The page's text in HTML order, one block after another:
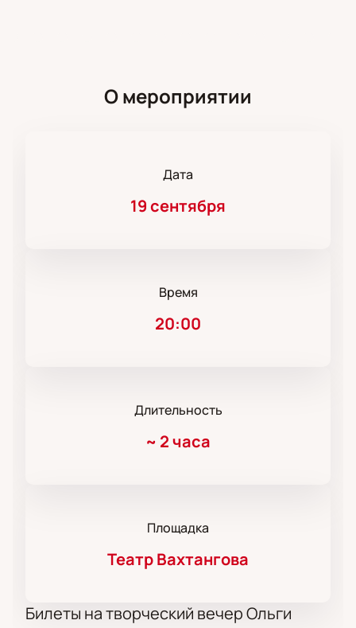
О мероприятии
Дата
19 сентября
Время
20:00
Длительность
~ 2 часа
Площадка
Театр Вахтангова
Билеты на творческий вечер Ольги